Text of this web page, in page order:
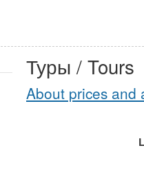
Туры / Tours
About prices and